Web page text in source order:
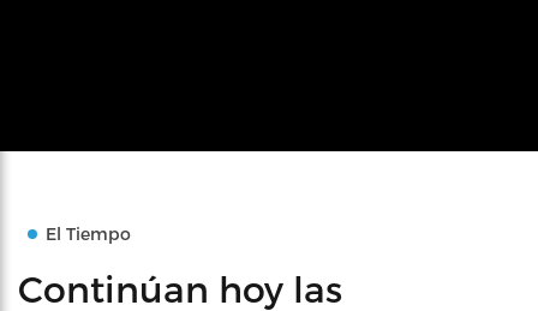
El Tiempo
Continúan hoy las